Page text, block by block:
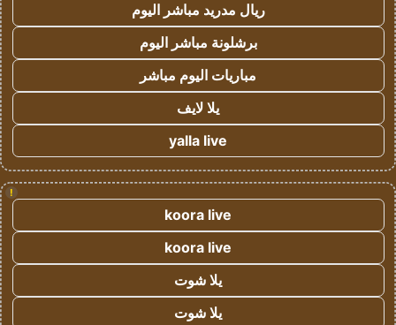
ريال مدريد مباشر اليوم
برشلونة مباشر اليوم
مباريات اليوم مباشر
يلا لايف
yalla live
!
koora live
koora live
يلا شوت
يلا شوت